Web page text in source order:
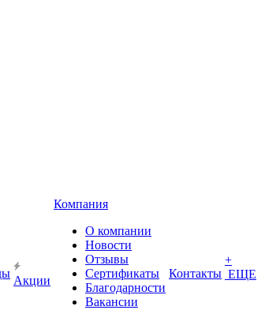
Акции
Компания
О компании
Новости
Отзывы
Сертификаты
Благодарности
Вакансии
Контакты
+
ЕЩЕ